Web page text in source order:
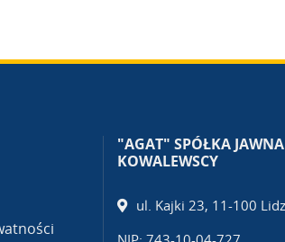
"AGAT" SPÓŁKA
KOWALEWSCY
ul. Kajki 23, 11-100